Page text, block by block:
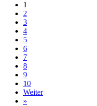
1
2
3
4
5
6
7
8
9
10
Weiter
»